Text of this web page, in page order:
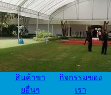
สินค้าขา
ยอื่นๆ
กิจกรรมของ
เรา